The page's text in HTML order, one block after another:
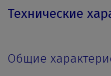
Технические
Общие